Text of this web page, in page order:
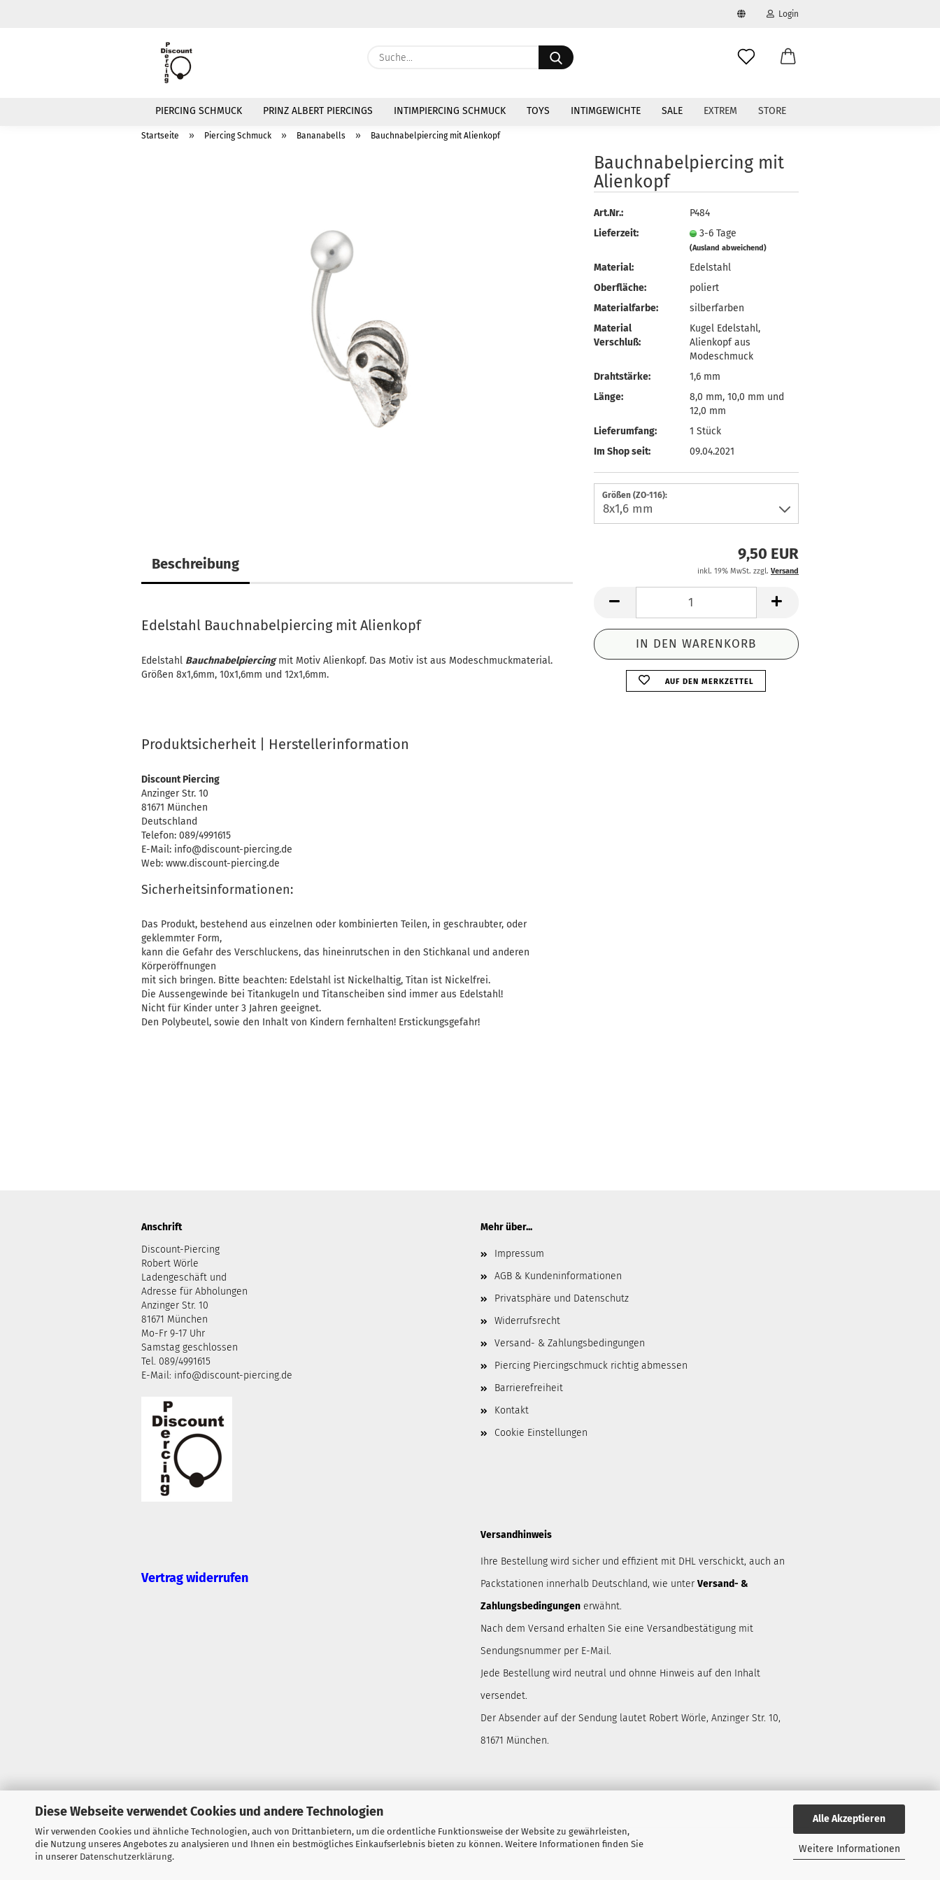
Diese Webseite verwendet Cookies und andere Technologien
Wir verwenden Cookies und ähnliche Technologien, auch von Drittanbietern, um die ordentliche Funktionsweise der Website zu gewährleisten,
die Nutzung unseres Angebotes zu analysieren und Ihnen ein bestmögliches Einkaufserlebnis bieten zu können. Weitere Informationen finden Sie
in unserer Datenschutzerklärung.
Alle Akzeptieren
Weitere Informationen
Währung auswählen
Login
Konto erstellen
Passwort vergessen?
Suche...
PIERCING SCHMUCK PRINZ ALBERT PIERCINGS INTIMPIERCING SCHMUCK TOYS INTIMGEWICHTE SALE EXTREM STORE
Startseite » Piercing Schmuck » Bananabells » Bauchnabelpiercing mit Alienkopf
Bauchnabelpiercing mit
Alienkopf
Art.Nr.:
P484
Lieferzeit:
3-6 Tage
(Ausland abweichend)
Material:
Edelstahl
Oberfläche:
poliert
Materialfarbe:
silberfarben
Material
Verschluß:
Kugel Edelstahl,
Alienkopf aus
Modeschmuck
Drahtstärke:
1,6 mm
Länge:
8,0 mm, 10,0 mm und
12,0 mm
Lieferumfang:
1 Stück
Im Shop seit:
09.04.2021
Größen (ZO-116):
9,50 EUR
inkl. 19% MwSt. zzgl. Versand
AUF DEN MERKZETTEL
Beschreibung
Edelstahl Bauchnabelpiercing mit Alienkopf
Edelstahl Bauchnabelpiercingmit Motiv Alienkopf. Das Motiv ist aus Modeschmuckmaterial.
Größen 8x1,6mm, 10x1,6mm und 12x1,6mm.
Produktsicherheit | Herstellerinformation
Discount Piercing
Anzinger Str. 10
81671 München
Deutschland
Telefon: 089/4991615
E-Mail: info@discount-piercing.de
Web: www.discount-piercing.de
Sicherheitsinformationen:
Das Produkt, bestehend aus einzelnen oder kombinierten Teilen, in geschraubter, oder
geklemmter Form,
kann die Gefahr des Verschluckens, das hineinrutschen in den Stichkanal und anderen
Körperöffnungen
mit sich bringen. Bitte beachten: Edelstahl ist Nickelhaltig, Titan ist Nickelfrei.
Die Aussengewinde bei Titankugeln und Titanscheiben sind immer aus Edelstahl!
Nicht für Kinder unter 3 Jahren geeignet.
Den Polybeutel, sowie den Inhalt von Kindern fernhalten! Erstickungsgefahr!
Anschrift
Discount-Piercing
Robert Wörle
Ladengeschäft und
Adresse für Abholungen
Anzinger Str. 10
81671 München
Mo-Fr 9-17 Uhr
Samstag geschlossen
Tel. 089/4991615
E-Mail: info@discount-piercing.de
Mehr über...
Impressum
AGB & Kundeninformationen
Privatsphäre und Datenschutz
Widerrufsrecht
Versand- & Zahlungsbedingungen
Piercing Piercingschmuck richtig abmessen
Barrierefreiheit
Kontakt
Cookie Einstellungen
Vertrag widerrufen
Versandhinweis
Ihre Bestellung wird sicher und effizient mit DHL verschickt, auch an
Packstationen innerhalb Deutschland, wie unter Versand- &
Zahlungsbedingungen erwähnt.
Nach dem Versand erhalten Sie eine Versandbestätigung mit
Sendungsnummer per E-Mail.
Jede Bestellung wird neutral und ohnne Hinweis auf den Inhalt
versendet.
Der Absender auf der Sendung lautet Robert Wörle, Anzinger Str. 10,
81671 München.
Webshopby Gambio.de © 2026